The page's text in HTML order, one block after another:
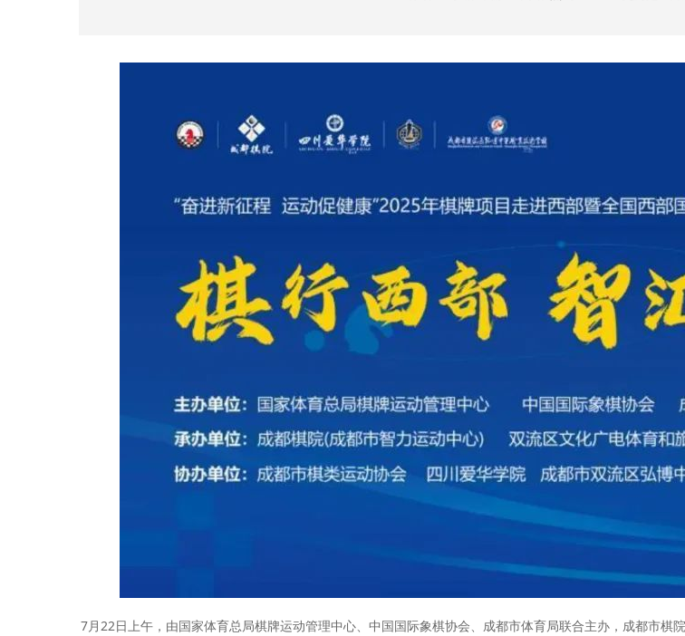
7月22日上午，由国家体育总局棋牌运动管理中心、中国国际象棋协会、成都市体育局联合主办，成都市棋